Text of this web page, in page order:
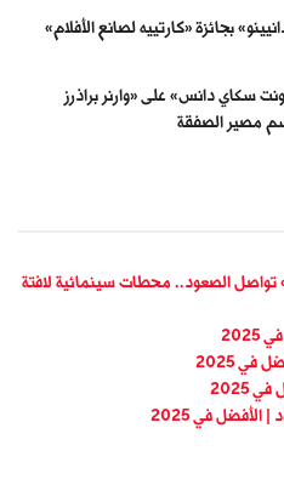
بجائزة «كارتييه لصانع الأفلام»
سكاي دانس» على «وارنر براذرز
مصير الصفقة
تواصل الصعود.. محطات سينمائية لافتة
في 2025
2025
الأفضل في 2025